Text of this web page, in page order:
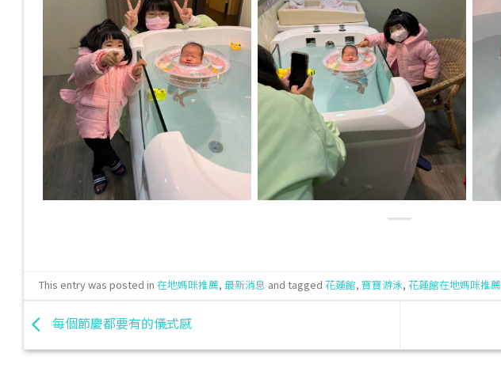
This entry was posted in在地媽咪推薦,最新消息 and tagged花蓮館,寶寶游泳,花蓮館在地媽咪推薦
每個節慶都要有的儀式感